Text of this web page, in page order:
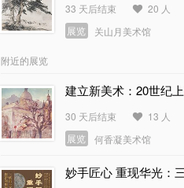
33 天后结束 20 人
展览
关山月美术馆
附近的展览
建立新美术：20世纪
30 天后结束 13 人
展览
何香凝美术馆
妙手匠心 重现华光：